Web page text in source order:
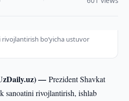
boʻyicha ustuvor
—Prezident Shavkat
sanoatini rivojlantirish, ishlab